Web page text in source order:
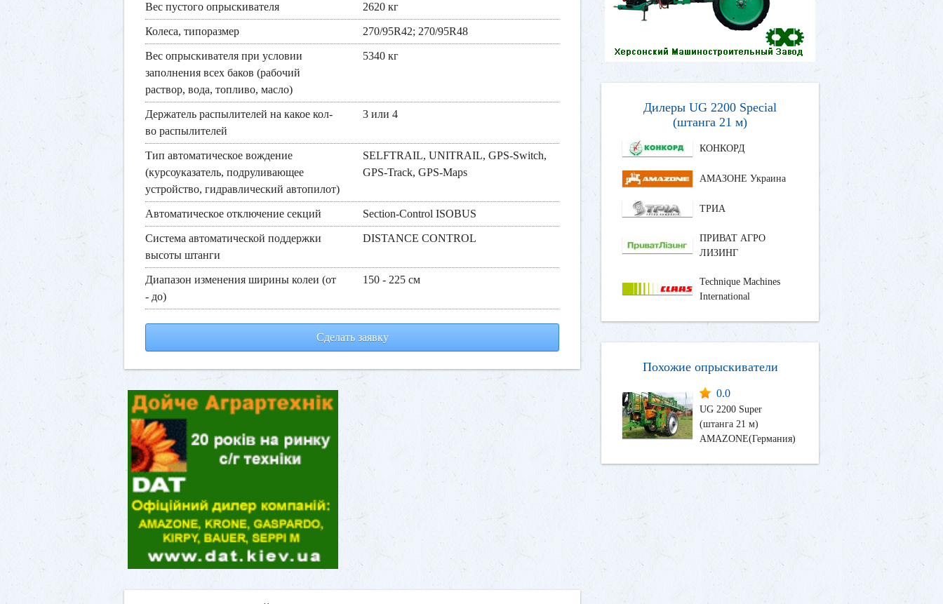
Вес пустого опрыскивателя 2620 кг
Колеса, типоразмер 270/95R42; 270/95R48
Вес опрыскивателя при условии
заполнения всех баков (рабочий
раствор, вода, топливо, масло)
5340 кг
Держатель распылителей на какое кол-
во распылителей
3 или 4
Тип автоматическое вождение
(курсоуказатель, подруливающее
устройство, гидравлический автопилот)
SELFTRAIL, UNITRAIL, GPS-Switch,
GPS-Track, GPS-Maps
Автоматическое отключение секций Section-Control ISOBUS
Система автоматической поддержки
высоты штанги
DISTANCE CONTROL
Диапазон изменения ширины колеи (от
- до)
150 - 225 см
Сделать заявку
Дилеры UG 2200 Special
(штанга 21 м)
КОНКОРД
АМАЗОНЕ Украина
ТРИА
ПРИВАТ АГРО
ЛИЗИНГ
Technique Machines
International
Похожие опрыскиватели
0.0
UG 2200 Super
(штанга 21 м)
AMAZONE(Германия)